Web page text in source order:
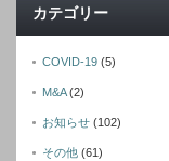
カテゴリー
COVID-19 (5)
M&A(2)
お知らせ (102)
その他 (61)